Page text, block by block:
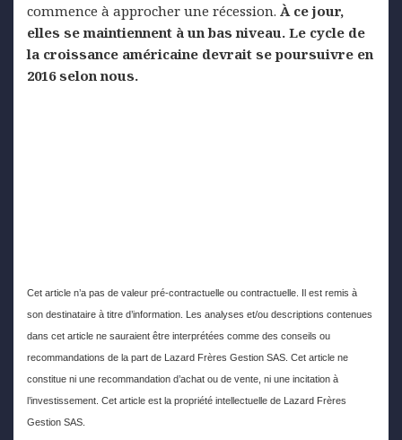
commence à approcher une récession. À cejour,
elles se maintiennent à un bas niveau. Le cycle de
la croissance américaine devrait se poursuivre en
2016 selon nous.
Cet article n’a pas de valeur pré-contractuelle ou contractuelle. Il est remis à
son destinataire à titre d’information. Les analyses et/ou descriptions contenues
dans cet article ne sauraient être interprétées comme des conseils ou
recommandations de la part de Lazard Frères Gestion SAS. Cet article ne
constitue ni une recommandation d’achat ou de vente, ni une incitation à
l’investissement. Cet article est la propriété intellectuelle de Lazard Frères
Gestion SAS.